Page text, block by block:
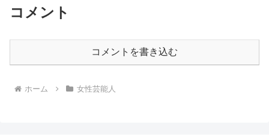
コメント
コメントを書き込む
ホーム 女性芸能人